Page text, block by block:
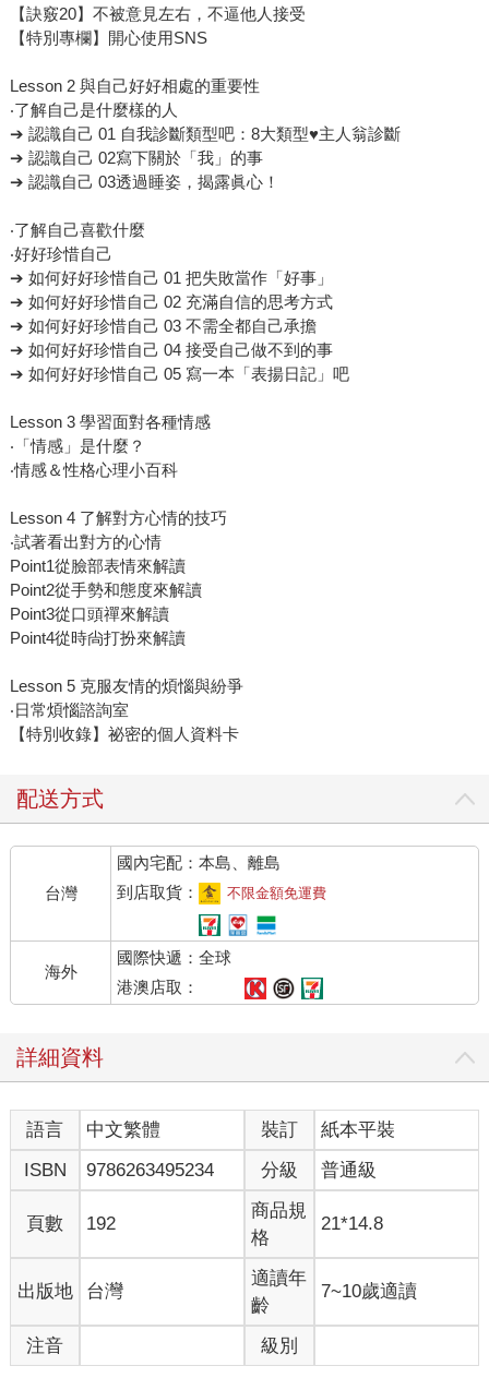
【訣竅20】不被意見左右，不逼他人接受
【特別專欄】開心使用SNS
Lesson 2 與自己好好相處的重要性
‧了解自己是什麼樣的人
➔ 認識自己 01 自我診斷類型吧：8大類型♥主人翁診斷
➔ 認識自己 02寫下關於「我」的事
➔ 認識自己 03透過睡姿，揭露眞心！
‧了解自己喜歡什麼
‧好好珍惜自己
➔ 如何好好珍惜自己 01 把失敗當作「好事」
➔ 如何好好珍惜自己 02 充滿自信的思考方式
➔ 如何好好珍惜自己 03 不需全都自己承擔
➔ 如何好好珍惜自己 04 接受自己做不到的事
➔ 如何好好珍惜自己 05 寫一本「表揚日記」吧
Lesson 3 學習面對各種情感
‧「情感」是什麼？
‧情感＆性格心理小百科
Lesson 4 了解對方心情的技巧
‧試著看出對方的心情
Point1從臉部表情來解讀
Point2從手勢和態度來解讀
Point3從口頭禪來解讀
Point4從時尙打扮來解讀
Lesson 5 克服友情的煩惱與紛爭
‧日常煩惱諮詢室
【特別收錄】祕密的個人資料卡
配送方式
台灣
國內宅配：本島、離島
到店取貨：
不限金額免運費
海外
國際快遞：全球
港澳店取：
詳細資料
語言 中文繁體 裝訂
紙本平裝
ISBN
9786263495234 分級 普通級
頁數 192
商品規
格
21*14.8
出版地 台灣
適讀年
齡
7~10歲適讀
注音 級別